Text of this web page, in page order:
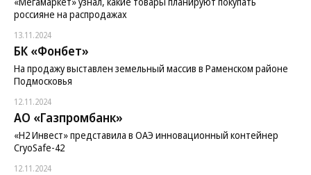
россияне на распродажах
13.11.2024
БК «Фонбет»
На продажу выставлен земельный массив в Раменском районе
Подмосковья
12.11.2024
АО «Газпромбанк»
«H2 Инвест» представила в ОАЭ инновационный контейнер
CryoSafe-42
12.11.2024